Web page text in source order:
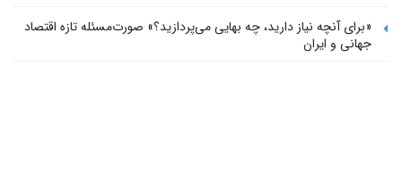
«برای آنچه نیاز دارید، چه بهایی می‌پردازید؟» صورت‌مسئله تازه اقتصاد
جهانی و ایران